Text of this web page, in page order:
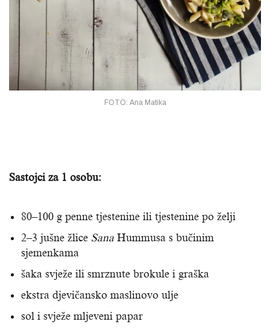
FOTO: Ana Matika
Sastojci za 1 osobu:
80–100 g penne tjestenine ili tjestenine po želji
2–3 jušne žlice Sana Hummusa s bučinim
sjemenkama
šaka svježe ili smrznute brokule i graška
ekstra djevičansko maslinovo ulje
sol i svježe mljeveni papar